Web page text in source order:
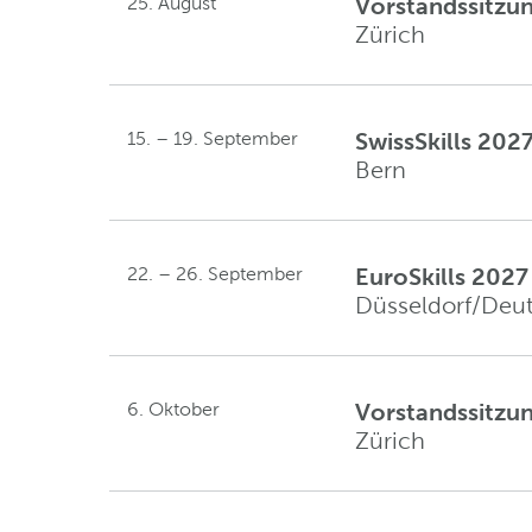
Zürich
15. – 19. September
SwissSkills
Bern
22. – 26. September
EuroSkills 2027
Düsseldorf/
6. Oktober
Zürich